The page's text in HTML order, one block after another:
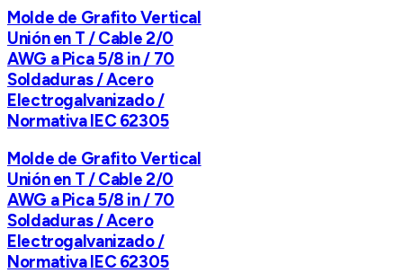
Molde de Grafito Vertical
Unión en T / Cable 2/0
AWG a Pica 5/8 in / 70
Soldaduras / Acero
Electrogalvanizado /
Normativa IEC 62305
Molde de Grafito Vertical
Unión en T / Cable 2/0
AWG a Pica 5/8 in / 70
Soldaduras / Acero
Electrogalvanizado /
Normativa IEC 62305